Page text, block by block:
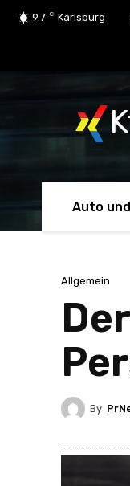
9.7 C Karlsburg
Auto
Allgemein
By